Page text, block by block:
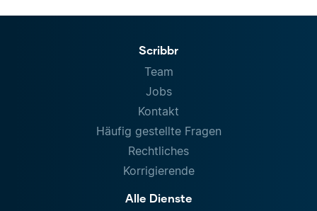
Scribbr
Team
Jobs
Kontakt
Häufig gestellte Fragen
Rechtliches
Korrigierende
Alle Dienste